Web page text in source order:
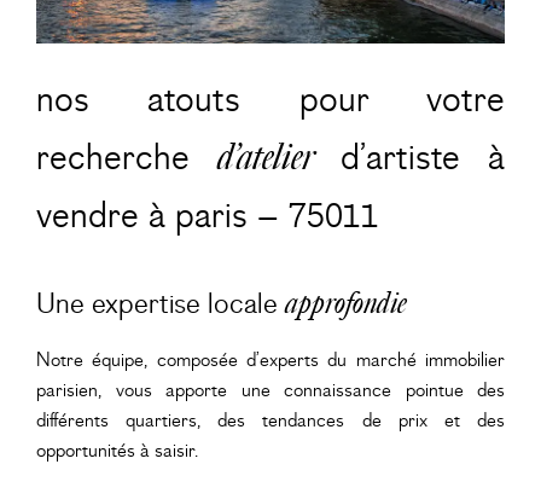
nos atouts pour votre
recherched’atelierd’artiste à
vendre à paris – 75011
Une expertise localeapprofondie
Notre équipe, composée d’experts du marché immobilier
parisien, vous apporte une connaissance pointue des
différents quartiers, des tendances de prix et des
opportunités à saisir.